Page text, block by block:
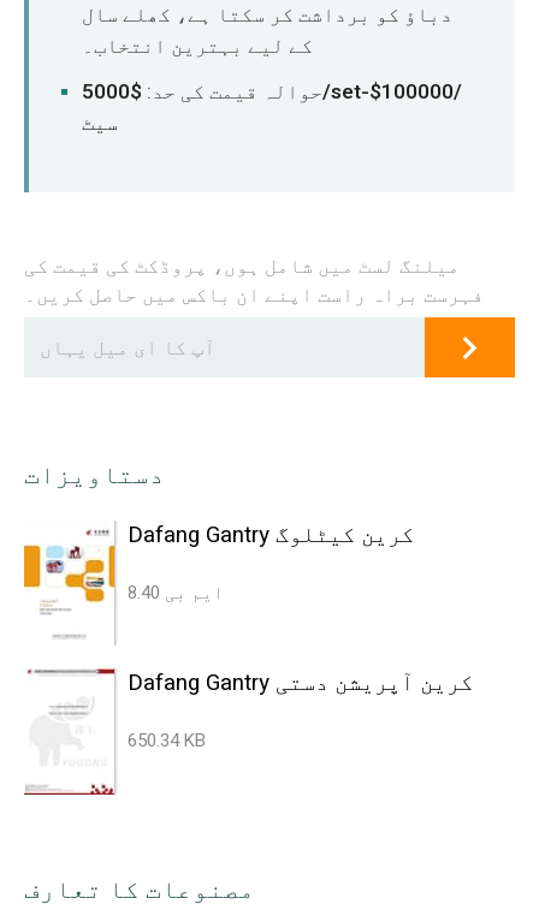
دباؤ کو برداشت کر سکتا ہے، کھلے سال
کے لیے بہترین انتخاب۔
حوالہ قیمت کی حد:
$5000/set-$100000/
سیٹ
میلنگ لسٹ میں شامل ہوں، پروڈکٹ کی قیمت کی
فہرست براہ راست اپنے ان باکس میں حاصل کریں۔
دستاویزات
Dafang Gantry کرین کیٹلوگ
8.40 ایم بی
Dafang Gantry کرین آپریشن دستی
650.34 KB
مصنوعات کا تعارف